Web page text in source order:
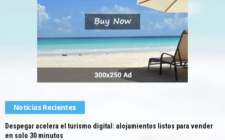
Noticias Recientes
Despegar acelera el turismo digital: alojamientos listos para vender
en solo 30 minutos